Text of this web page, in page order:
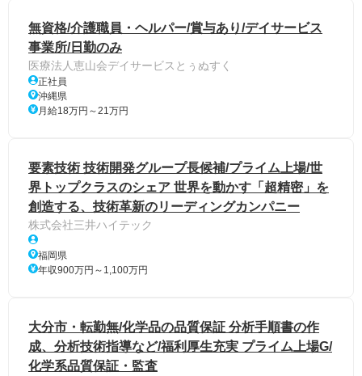
無資格/介護職員・ヘルパー/賞与あり/デイサービス
事業所/日勤のみ
医療法人恵山会デイサービスとぅぬすく
正社員
沖縄県
月給18万円～21万円
要素技術 技術開発グループ長候補/プライム上場/世
界トップクラスのシェア 世界を動かす「超精密」を
創造する、技術革新のリーディングカンパニー
株式会社三井ハイテック
福岡県
年収900万円～1,100万円
大分市・転勤無/化学品の品質保証 分析手順書の作
成、分析技術指導など/福利厚生充実 プライム上場G/
化学系品質保証・監査